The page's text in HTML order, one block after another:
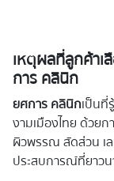
เหตุผลที่ลูกค้าเ
การ คลินิก
ยศการ คลินิกเป็นที่
งามเมืองไทย ด้วย
ผิวพรรณ สัดส่วน เล
ประสบการณ์ที่ยาว